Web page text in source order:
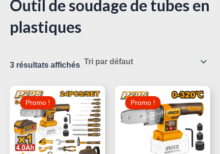
Outil de soudage de tubes en
plastiques
3 résultats affichés
Promo !
Le
Prix
Initial
Était :
410,000 د.ت.
Le
Prix
Actuel
Est :
350,000 د.ت.
Promo !
Prix
Initial
Était :
140,000 د.ت.
Le
Prix
Est :